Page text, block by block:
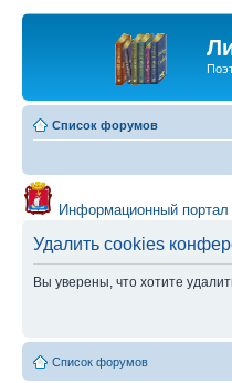
Список форумов
Информационный
Удалить cookies
Вы уверены, что хотите
Список форумов